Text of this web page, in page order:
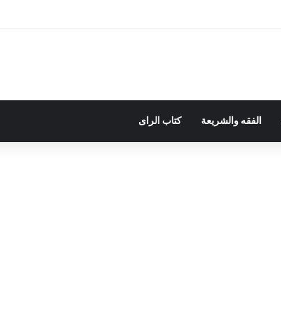
الفقه والشريعة كتاب الراى